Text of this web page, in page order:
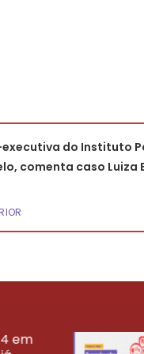
do Instituto
comenta caso Luiza
em